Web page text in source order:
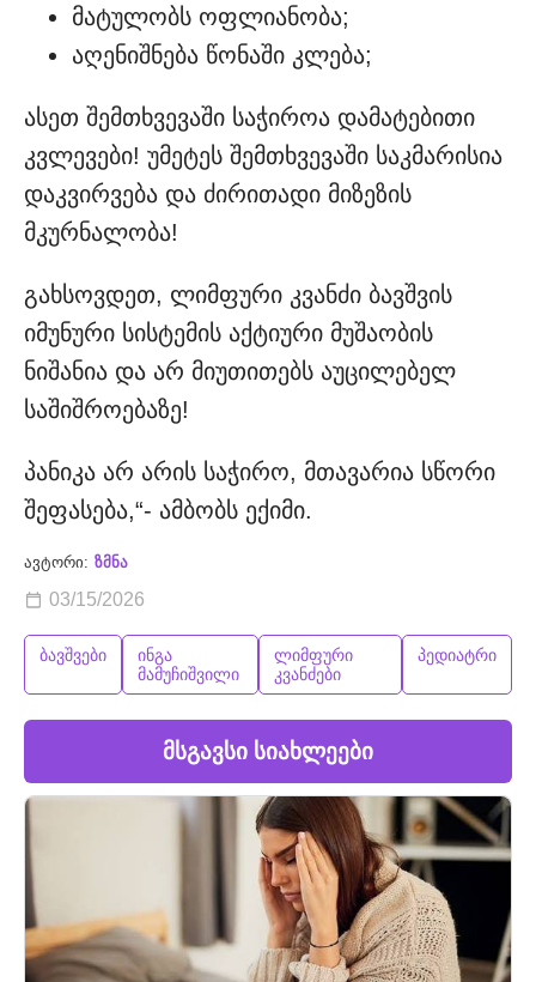
მატულობს ოფლიანობა;
აღენიშნება წონაში კლება;
ასეთ შემთხვევაში საჭიროა დამატებითი
კვლევები! უმეტეს შემთხვევაში საკმარისია
დაკვირვება და ძირითადი მიზეზის
მკურნალობა!
გახსოვდეთ, ლიმფური კვანძი ბავშვის
იმუნური სისტემის აქტიური მუშაობის
ნიშანია და არ მიუთითებს აუცილებელ
საშიშროებაზე!
პანიკა არ არის საჭირო, მთავარია სწორი
შეფასება,“- ამბობს ექიმი.
ავტორი: ზმნა
03/15/2026
ბავშვები
ინგა
მამუჩიშვილი
ლიმფური
კვანძები
პედიატრი
მსგავსი სიახლეები